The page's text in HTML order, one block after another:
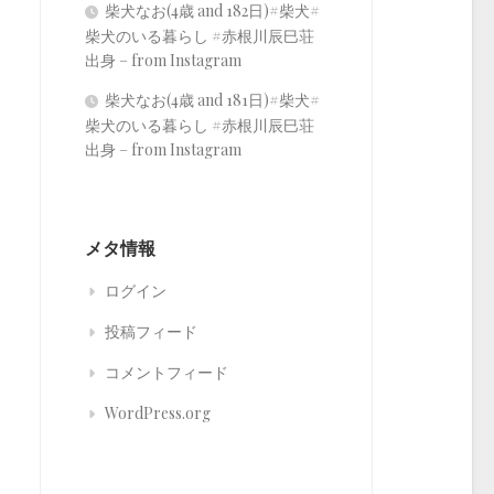
柴犬なお(4歳 and 182日)#柴犬#
柴犬のいる暮らし #赤根川辰巳荘
出身 – from Instagram
柴犬なお(4歳 and 181日)#柴犬#
柴犬のいる暮らし #赤根川辰巳荘
出身 – from Instagram
メタ情報
ログイン
投稿フィード
コメントフィード
WordPress.org